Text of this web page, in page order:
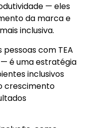
— eles
da marca e
inclusiva.
com TEA
é uma estratégia
inclusivos
crescimento